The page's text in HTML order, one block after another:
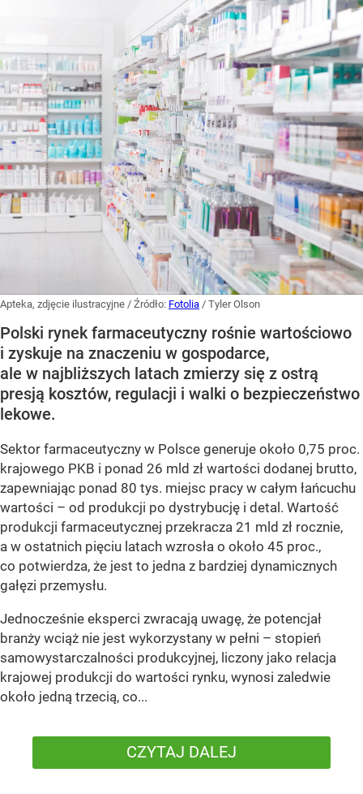
Apteka, zdjęcie ilustracyjne / Źródło: Fotolia / Tyler Olson
Polski rynek farmaceutyczny rośnie wartościowo
i zyskuje na znaczeniu w gospodarce,
ale w najbliższych latach zmierzy się z ostrą
presją kosztów, regulacji i walki o bezpieczeństwo
lekowe.
Sektor farmaceutyczny w Polsce generuje około 0,75 proc.
krajowego PKB i ponad 26 mld zł wartości dodanej brutto,
zapewniając ponad 80 tys. miejsc pracy w całym łańcuchu
wartości – od produkcji po dystrybucję i detal. Wartość
produkcji farmaceutycznej przekracza 21 mld zł rocznie,
a w ostatnich pięciu latach wzrosła o około 45 proc.,
co potwierdza, że jest to jedna z bardziej dynamicznych
gałęzi przemysłu.
Jednocześnie eksperci zwracają uwagę, że potencjał
branży wciąż nie jest wykorzystany w pełni – stopień
samowystarczalności produkcyjnej, liczony jako relacja
krajowej produkcji do wartości rynku, wynosi zaledwie
około jedną trzecią, co...
CZYTAJ DALEJ